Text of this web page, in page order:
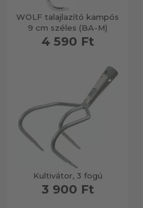
WOLF talajlazító kampós
9 cm széles (BA-M)
4 590 Ft
Kultivátor, 3 fogú
3 900 Ft